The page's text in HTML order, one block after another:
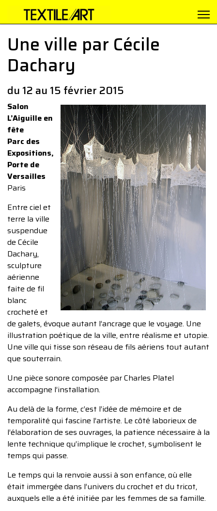
Une ville par Cécile
Dachary
du 12 au 15 février 2015
Salon
L’Aiguille en
fête
Parc des
Expositions,
Porte de
Versailles
Paris
Entre ciel et
terre la ville
suspendue
de Cécile
Dachary,
sculpture
aérienne
faite de fil
blanc
crocheté et
de galets, évoque autant l’ancrage que le voyage. Une
illustration poétique de la ville, entre réalisme et utopie.
Une ville qui tisse son réseau de fils aériens tout autant
que souterrain.
Une pièce sonore composée par Charles Platel
accompagne l’installation.
Au delà de la forme, c’est l’idée de mémoire et de
temporalité qui fascine l’artiste. Le côté laborieux de
l’élaboration de ses ouvrages, la patience nécessaire à la
lente technique qu’implique le crochet, symbolisent le
temps qui passe.
Le temps qui la renvoie aussi à son enfance, où elle
était immergée dans l’univers du crochet et du tricot,
auxquels elle a été initiée par les femmes de sa famille.